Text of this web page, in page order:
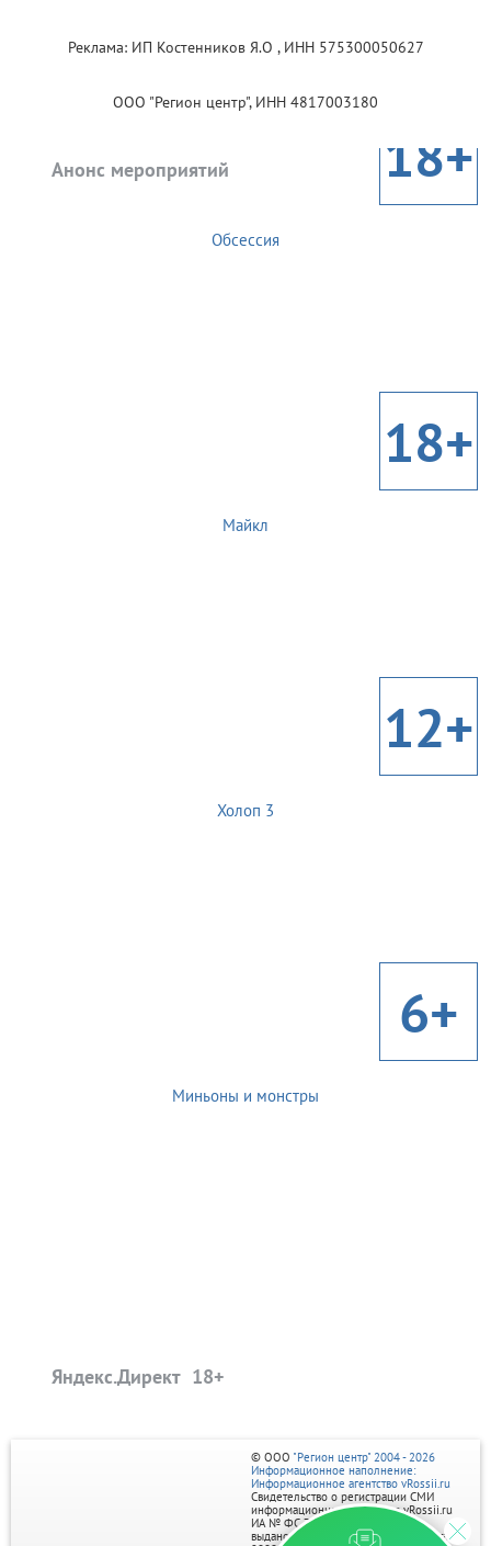
Реклама: ИП Костенников Я.О , ИНН 575300050627
ООО "Регион центр", ИНН 4817003180
Анонс мероприятий 18+
Обсессия
18+
Майкл
12+
Холоп 3
6+
Миньоны и монстры
Яндекс.Директ
© ООО "Регион центр" 2004 - 2026
Информационное наполнение:
Информационное агентство vRossii.ru
Свидетельство о регистрации СМИ
информационного агентства vRossii.ru
ИА № ФС 77‑35502
выдано РОСКОМНАДЗОРом 04 марта